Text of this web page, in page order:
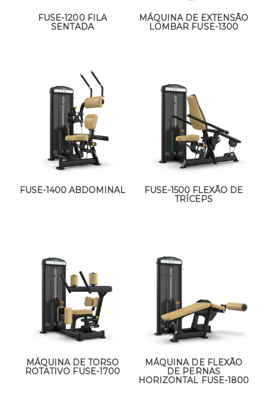
FUSE-1200 FILA
SENTADA
MÁQUINA DE EXTENSÃO
LOMBAR FUSE-1300
FUSE-1400 ABDOMINAL
FUSE-1500 FLEXÃO DE
TRÍCEPS
MÁQUINA DE TORSO
ROTATIVO FUSE-1700
MÁQUINA DE FLEXÃO
DE PERNAS
HORIZONTAL FUSE-1800